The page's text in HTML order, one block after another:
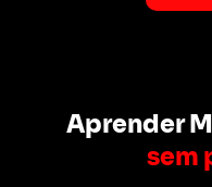
Aprender
sem